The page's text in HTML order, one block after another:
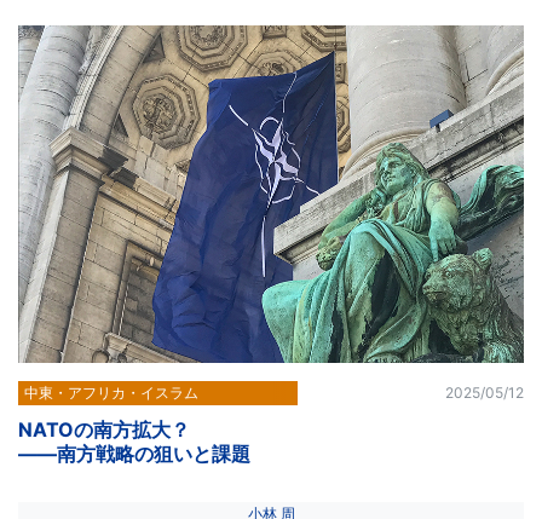
中東・アフリカ・イスラム 2025/05/12
NATOの南方拡大？
――南方戦略の狙いと課題
小林 周